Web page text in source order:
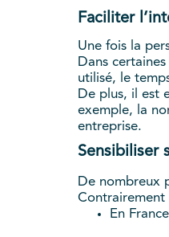
Faciliter
Une fois la
Dans
utilisé, le
De plus, il est
exemple, la
entreprise.
Sensibiliser
De nombreux
Contrairement
En